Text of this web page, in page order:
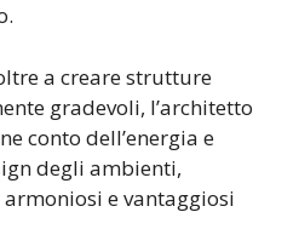
a creare strutture
gradevoli, l’architetto
conto dell’energia e
degli ambienti,
e vantaggiosi